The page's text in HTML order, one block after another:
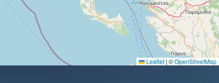
Leaflet | ©OpenStreetMap